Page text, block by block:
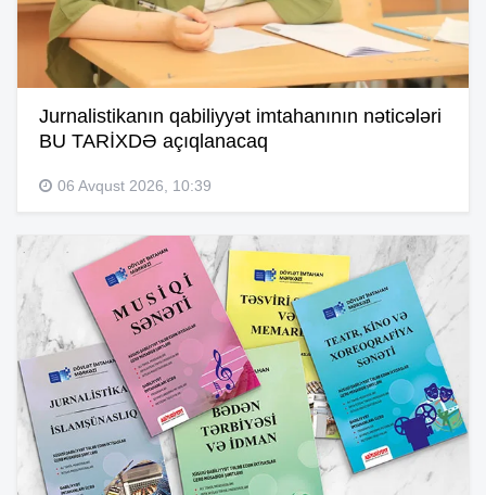
Jurnalistikanın qabiliyyət imtahanının nəticələri
BU TARİXDƏ açıqlanacaq
06 Avqust 2026, 10:39